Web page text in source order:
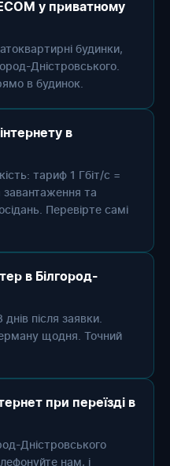
у приватному
будинки,
Дністровського.
в будинок.
в
тариф 1 Гбіт/с =
та
Перевірте самі
в Білгород-
після заявки.
щодня. Точний
при переїзді в
Дністровського
нам, і